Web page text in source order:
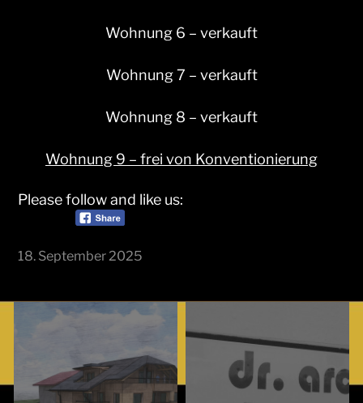
Wohnung 6 – verkauft
Wohnung 7 – verkauft
Wohnung 8 – verkauft
Wohnung 9 – frei von Konventionierung
Please follow and like us:
18. September 2025